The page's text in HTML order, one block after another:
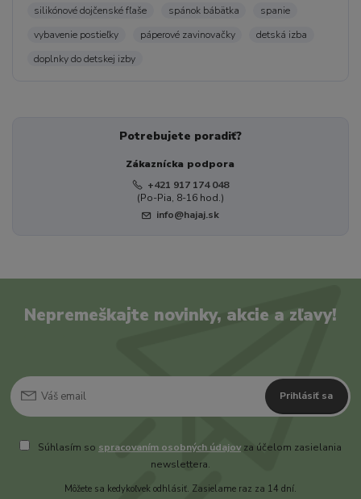
silikónové dojčenské fľaše
spánok bábätka
spanie
vybavenie postieľky
páperové zavinovačky
detská izba
doplnky do detskej izby
Potrebujete poradiť?
Zákaznícka podpora
+421 917 174 048
(Po-Pia, 8-16 hod.)
info@hajaj.sk
Nepremeškajte novinky, akcie a zľavy!
Prihlásiť sa
Súhlasím so spracovaním osobných údajovza účelom zasielania
newslettera.
Môžete sa kedykoľvek odhlásiť. Zasielame raz za 14 dní.